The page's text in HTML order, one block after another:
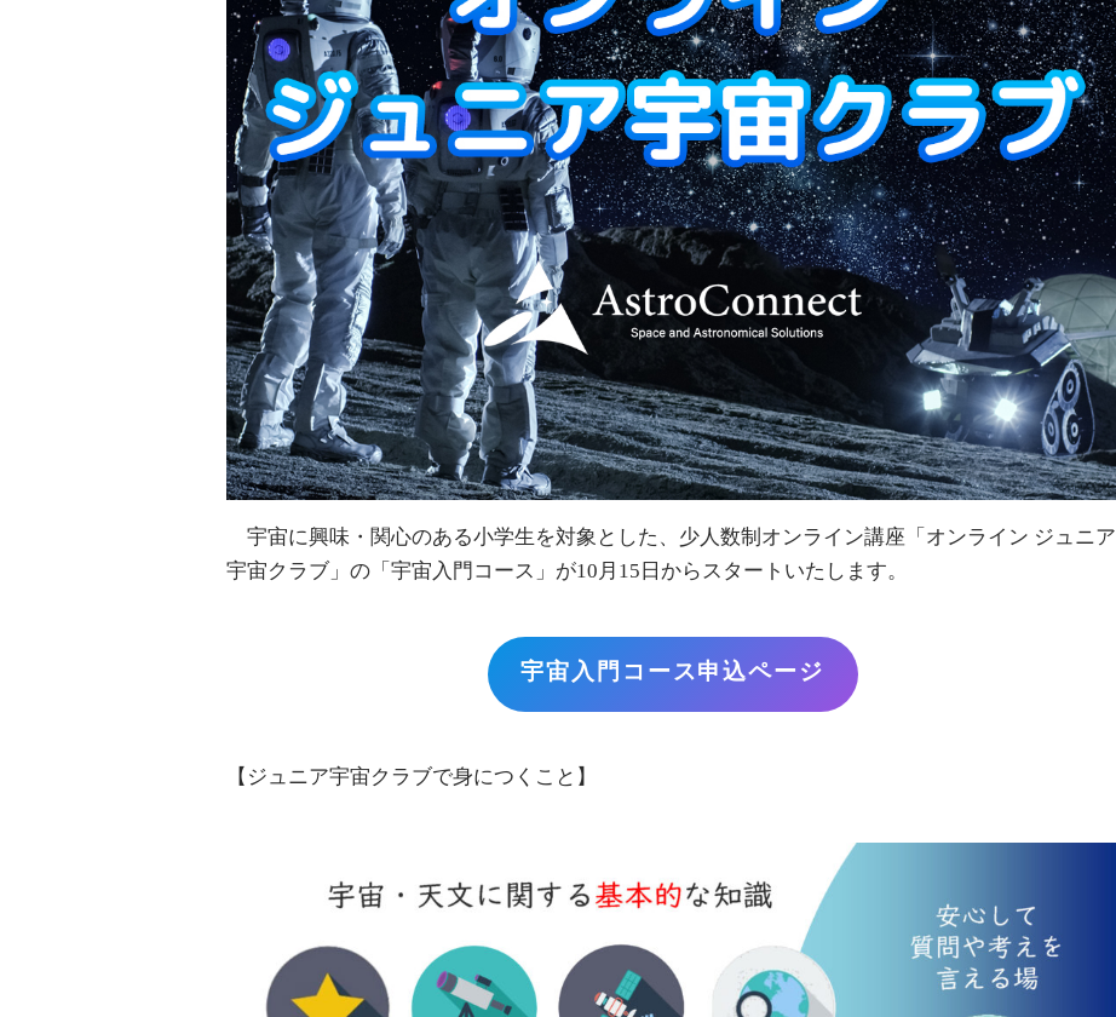
宇宙に興味・関心のある小学生を対象とした、少人数制オンライン講座「オンライン ジュニア
宇宙クラブ」の「宇宙入門コース」が10月15日からスタートいたします。
宇宙入門コース申込ページ
【ジュニア宇宙クラブで身につくこと】